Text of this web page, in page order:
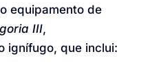
equipamento de
III,
ignífugo, que inclui: